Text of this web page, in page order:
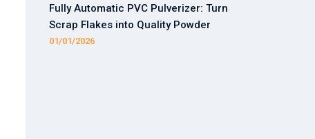
Fully Automatic PVC Pulverizer: Turn
Scrap Flakes into Quality Powder
01/01/2026